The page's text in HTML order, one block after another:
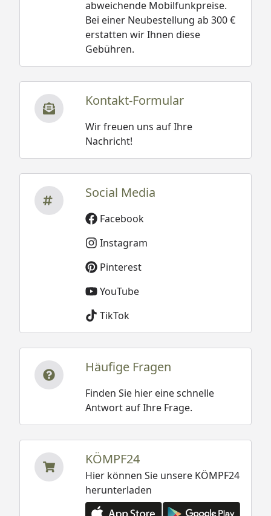
abweichende Mobilfunkpreise.
Bei einer Neubestellung ab 300 €
erstatten wir Ihnen diese
Gebühren.
Kontakt-Formular
Wir freuen uns auf Ihre
Nachricht!
Social Media
Facebook
Instagram
Pinterest
YouTube
TikTok
Häufige Fragen
Finden Sie hier eine schnelle
Antwort auf Ihre Frage.
KÖMPF24
Hier können Sie unsere KÖMPF24
herunterladen